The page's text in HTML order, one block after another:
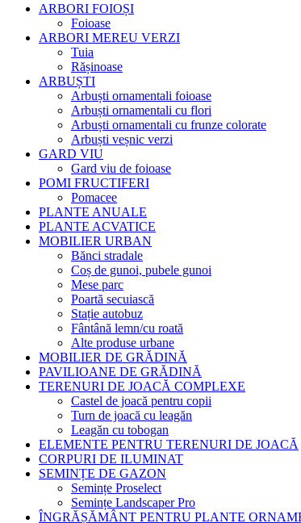
ARBORI FOIOȘI
Foioase
ARBORI MEREU VERZI
Tuia
Rășinoase
ARBUȘTI
Arbuști ornamentali foioase
Arbuști ornamentali cu flori
Arbuști ornamentali cu frunze colorate
Arbuști veșnic verzi
GARD VIU
Gard viu de foioase
POMI FRUCTIFERI
Pomacee
PLANTE ANUALE
PLANTE ACVATICE
MOBILIER URBAN
Bănci stradale
Coș de gunoi, pubele gunoi
Mese parc
Poartă secuiască
Stație autobuz
Fântână lemn/cu roată
Alte produse urbane
MOBILIER DE GRĂDINĂ
PAVILIOANE DE GRĂDINĂ
TERENURI DE JOACĂ COMPLEXE
Castel de joacă pentru copii
Turn de joacă cu leagăn
Leagăn cu tobogan
ELEMENTE PENTRU TERENURI DE JOACĂ
CORPURI DE ILUMINAT
SEMINȚE DE GAZON
Semințe Proselect
Semințe Landscaper Pro
ÎNGRĂȘĂMÂNT PENTRU PLANTE